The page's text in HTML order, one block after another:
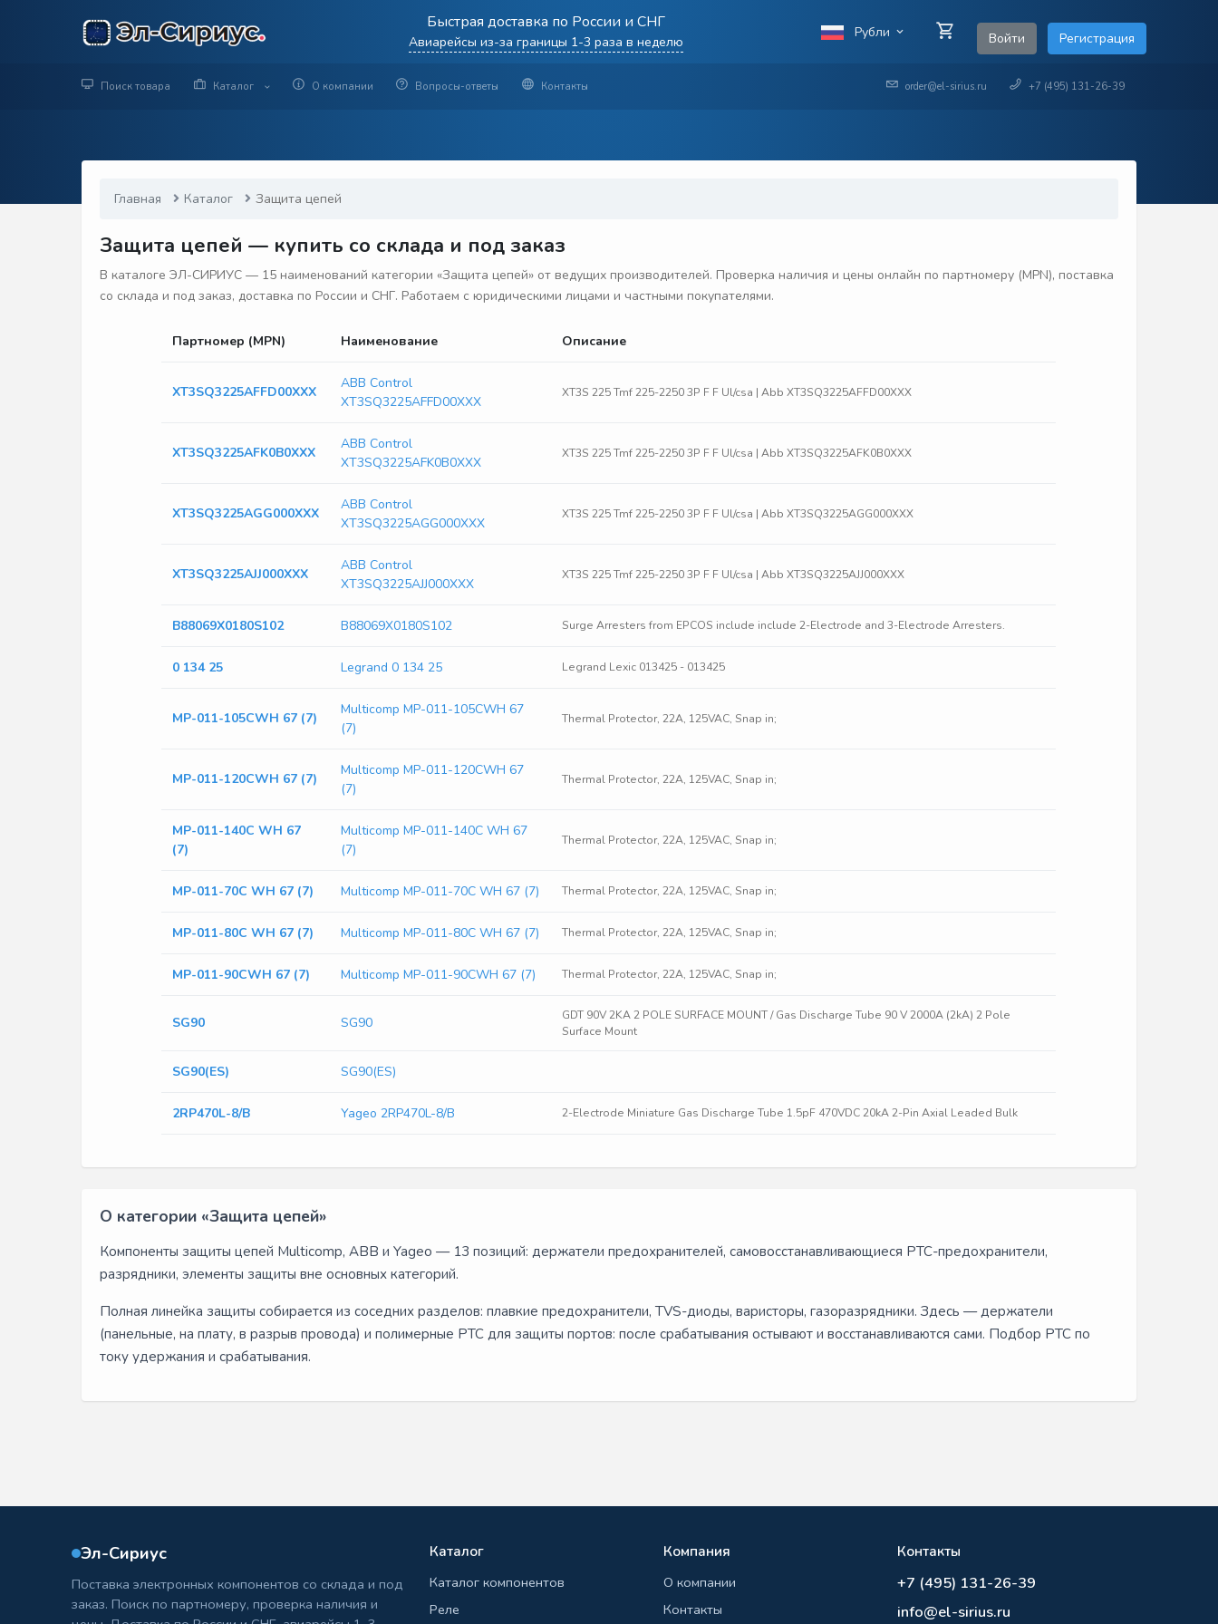
Быстрая доставка по России и СНГ
Авиарейсы из-за границы 1-3 раза в неделю
Рубли Войти Регистрация
Поиск товара Каталог О компании Вопросы-ответы Контакты order@el-sirius.ru +7 (495) 131-26-39
Главная Каталог Защита цепей
Защита цепей — купить со склада и под заказ
В каталоге ЭЛ-СИРИУС — 15 наименований категории «Защита цепей» от ведущих производителей. Проверка наличия и цены онлайн по партномеру (MPN), поставка
со склада и под заказ, доставка по России и СНГ. Работаем с юридическими лицами и частными покупателями.
Партномер (MPN) Наименование Описание
XT3SQ3225AFFD00XXX
ABB Control
XT3SQ3225AFFD00XXX
XT3S 225 Tmf 225-2250 3P F F Ul/csa | Abb XT3SQ3225AFFD00XXX
XT3SQ3225AFK0B0XXX
ABB Control
XT3SQ3225AFK0B0XXX
XT3S 225 Tmf 225-2250 3P F F Ul/csa | Abb XT3SQ3225AFK0B0XXX
XT3SQ3225AGG000XXX
ABB Control
XT3SQ3225AGG000XXX
XT3S 225 Tmf 225-2250 3P F F Ul/csa | Abb XT3SQ3225AGG000XXX
XT3SQ3225AJJ000XXX
ABB Control
XT3SQ3225AJJ000XXX
XT3S 225 Tmf 225-2250 3P F F Ul/csa | Abb XT3SQ3225AJJ000XXX
B88069X0180S102 B88069X0180S102 Surge Arresters from EPCOS include include 2-Electrode and 3-Electrode Arresters.
0 134 25 Legrand 0 134 25 Legrand Lexic 013425 - 013425
MP-011-105CWH 67 (7)
Multicomp MP-011-105CWH 67
(7)
Thermal Protector, 22A, 125VAC, Snap in;
MP-011-120CWH 67 (7)
Multicomp MP-011-120CWH 67
(7)
Thermal Protector, 22A, 125VAC, Snap in;
MP-011-140C WH 67
(7)
Multicomp MP-011-140C WH 67
(7)
Thermal Protector, 22A, 125VAC, Snap in;
MP-011-70C WH 67 (7) Multicomp MP-011-70C WH 67 (7) Thermal Protector, 22A, 125VAC, Snap in;
MP-011-80C WH 67 (7) Multicomp MP-011-80C WH 67 (7) Thermal Protector, 22A, 125VAC, Snap in;
MP-011-90CWH 67 (7) Multicomp MP-011-90CWH 67 (7) Thermal Protector, 22A, 125VAC, Snap in;
SG90 SG90
GDT 90V 2KA 2 POLE SURFACE MOUNT / Gas Discharge Tube 90 V 2000A (2kA) 2 Pole
Surface Mount
SG90(ES) SG90(ES)
2RP470L-8/B Yageo 2RP470L-8/B 2-Electrode Miniature Gas Discharge Tube 1.5pF 470VDC 20kA 2-Pin Axial Leaded Bulk
О категории «Защита цепей»
Компоненты защиты цепей Multicomp, ABB и Yageo — 13 позиций: держатели предохранителей, самовосстанавливающиеся PTC-предохранители,
разрядники, элементы защиты вне основных категорий.
Полная линейка защиты собирается из соседних разделов: плавкие предохранители, TVS-диоды, варисторы, газоразрядники. Здесь — держатели
(панельные, на плату, в разрыв провода) и полимерные PTC для защиты портов: после срабатывания остывают и восстанавливаются сами. Подбор PTC по
току удержания и срабатывания.
Эл-Сириус
Поставка электронных компонентов со склада и под
заказ. Поиск по партномеру, проверка наличия и
Каталог
Каталог компонентов
Реле
Компания
О компании
Контакты
Контакты
+7 (495) 131-26-39
info@el-sirius.ru